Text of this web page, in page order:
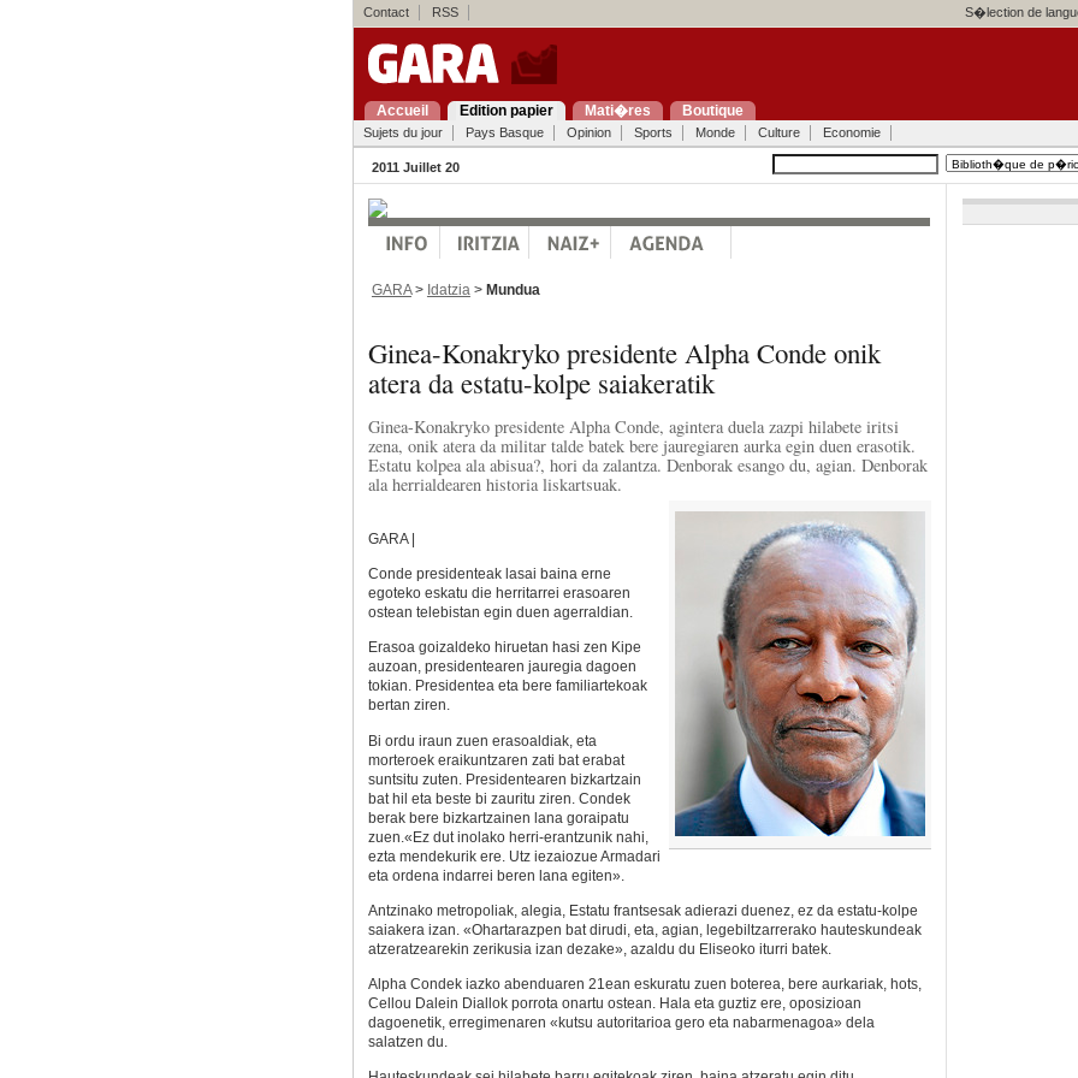
Contact RSS S�lection de
Accueil Edition papier Mati�res Boutique
Sujets du jour Pays Basque Opinion Sports Monde Culture Economie
2011 Juillet 20
GARA> Idatzia > Mundua
Ginea-Konakryko presidente Alpha Conde onik
atera da estatu-kolpe saiakeratik
Ginea-Konakryko presidente Alpha Conde, agintera duela zazpi hilabete iritsi
zena, onik atera da militar talde batek bere jauregiaren aurka egin duen erasotik.
Estatu kolpea ala abisua?, hori da zalantza. Denborak esango du, agian. Denborak
ala herrialdearen historia liskartsuak.
GARA |
Conde presidenteak lasai baina erne
egoteko eskatu die herritarrei erasoaren
ostean telebistan egin duen agerraldian.
Erasoa goizaldeko hiruetan hasi zen Kipe
auzoan, presidentearen jauregia dagoen
tokian. Presidentea eta bere familiartekoak
bertan ziren.
Bi ordu iraun zuen erasoaldiak, eta
morteroek eraikuntzaren zati bat erabat
suntsitu zuten. Presidentearen bizkartzain
bat hil eta beste bi zauritu ziren. Condek
berak bere bizkartzainen lana goraipatu
zuen.«Ez dut inolako herri-erantzunik nahi,
ezta mendekurik ere. Utz iezaiozue Armadari
eta ordena indarrei beren lana egiten».
Antzinako metropoliak, alegia, Estatu frantsesak adierazi duenez, ez da estatu-kolpe
saiakera izan. «Ohartarazpen bat dirudi, eta, agian, legebiltzarrerako hauteskundeak
atzeratzearekin zerikusia izan dezake», azaldu du Eliseoko iturri batek.
Alpha Condek iazko abenduaren 21ean eskuratu zuen boterea, bere aurkariak, hots,
Cellou Dalein Diallok porrota onartu ostean. Hala eta guztiz ere, oposizioan
dagoenetik, erregimenaren «kutsu autoritarioa gero eta nabarmenagoa» dela
salatzen du.